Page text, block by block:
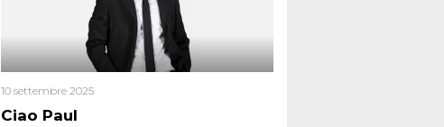
errore giudiziario o giustizia cieca?
Ciao Paul
10 settembre 2025